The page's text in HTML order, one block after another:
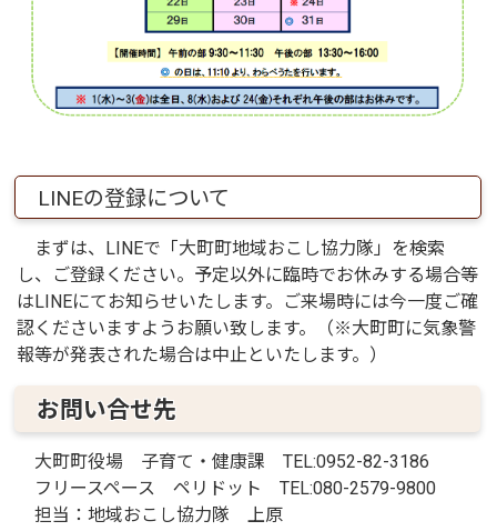
LINEの登録について
まずは、LINEで「大町町地域おこし協力隊」を検索
し、ご登録ください。予定以外に臨時でお休みする場合等
はLINEにてお知らせいたします。ご来場時には今一度ご確
認くださいますようお願い致します。（※大町町に気象警
報等が発表された場合は中止といたします。）
お問い合せ先
大町町役場 子育て・健康課 TEL:0952-82-3186
フリースペース ペリドット TEL:080-2579-9800
担当：地域おこし協力隊 上原